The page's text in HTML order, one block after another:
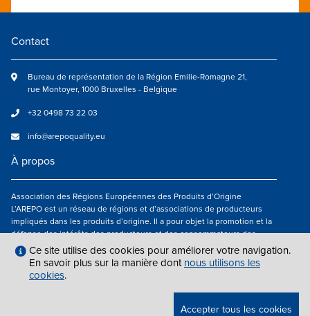
Contact
Bureau de représentation de la Région Emilie-Romagne 21,
rue Montoyer, 1000 Bruxelles - Belgique
+32 0498 73 22 03
info@arepoquality.eu
À propos
Association des Régions Européennes des Produits d’Origine
L’AREPO est un réseau de régions et d’associations de producteurs
impliqués dans les produits d’origine. Il a pour objet la promotion et la
défense des intérêts des producteurs et des consommateurs des
régions européennes engagés dans la valorisation des produits
agroalimentaires de qualité.
Nous suivre
Ce site utilise des cookies pour améliorer votre navigation.
En savoir plus sur la manière dont nous utilisons les
cookies.
Accepter tous les cookies